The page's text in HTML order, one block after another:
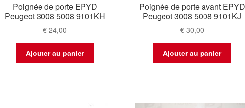
Poignée de porte EPYD
Peugeot 3008 5008 9101KH
€ 24,00
Ajouter au panier
Poignée de porte avant EPYD
Peugeot 3008 5008 9101KJ
€30,00
Ajouter au panier